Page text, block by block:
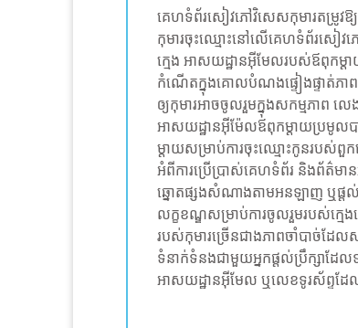
គេហទំព័រសៀវភៅវិសេសកុមារតម្រូវឱ្
កុមារចុះឈ្មោះនៅលើគេហទំព័រសៀវភ
ក្មេង អាសយដ្ឋានអ៊ីមែលរបស់ឪពុកម្តា
កំណើតក្នុងគោលបំណងផ្ទៀងផ្ទាត់ភាព
ឲ្យកុមារអាចចូលរួមក្នុងសកម្មភាព ល
អាសយដ្ឋានអ៊ីម៉ែលឪពុកម្តាយប្រមូ
ម្តាយសម្រាប់ការចុះឈ្មោះកូនរបស់
អំពីការប្រើប្រាស់គេហទំព័រ និងព័ត៌មាន
ឆ្នោតផ្សងសំណាងតាមអនឡាញ ឬផ្ត
លក្ខខណ្ឌសម្រាប់ការចូលរួមរបស់ក្ម
របស់កុមារច្រើនជាងភាពចាំបាច់ដែ
ទំនាក់ទំនងជាមួយអ្នកផ្តល់ប្រឹក្សាដ
អាសយដ្ឋានអ៊ីមែល ឬលេខទូរស័ព្ទដែ